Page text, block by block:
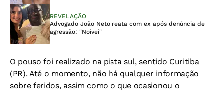
REVELAÇÃO
Advogado João Neto reata com ex após denúncia de
agressão: "Noivei"
O pouso foi realizado na pista sul, sentido Curitiba
(PR). Até o momento, não há qualquer informação
sobre feridos, assim como o que ocasionou o